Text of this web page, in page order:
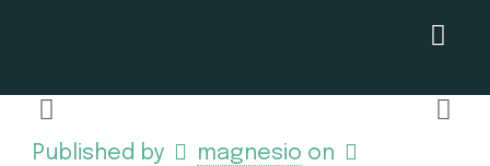
Published by magnesio on